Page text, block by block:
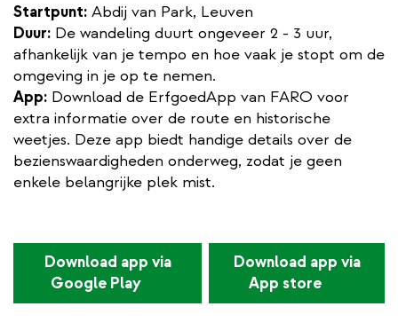
Startpunt: Abdij van Park, Leuven
Duur: De wandeling duurt ongeveer 2 - 3 uur,
afhankelijk van je tempo en hoe vaak je stopt om de
omgeving in je op te nemen.
App: Download de ErfgoedApp van FARO voor
extra informatie over de route en historische
weetjes. Deze app biedt handige details over de
bezienswaardigheden onderweg, zodat je geen
enkele belangrijke plek mist.
Download app via
Google Play(externe
link)
Download app via
App store(externe
link)